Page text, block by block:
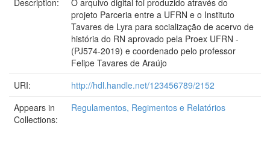
Description:
O arquivo digital foi produzido através do
projeto Parceria entre a UFRN e o Instituto
Tavares de Lyra para socialização de acervo de
história do RN aprovado pela Proex UFRN -
(PJ574-2019) e coordenado pelo professor
Felipe Tavares de Araújo
URI:
http://hdl.handle.net/123456789/2152
Appears in
Collections:
Regulamentos, Regimentos e Relatórios